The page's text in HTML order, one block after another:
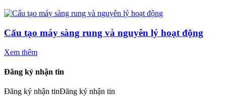
Cấu tạo máy sàng rung và nguyên lý hoạt động
Xem thêm
Đăng ký nhận tin
Đăng ký nhận tinĐăng ký nhận tin